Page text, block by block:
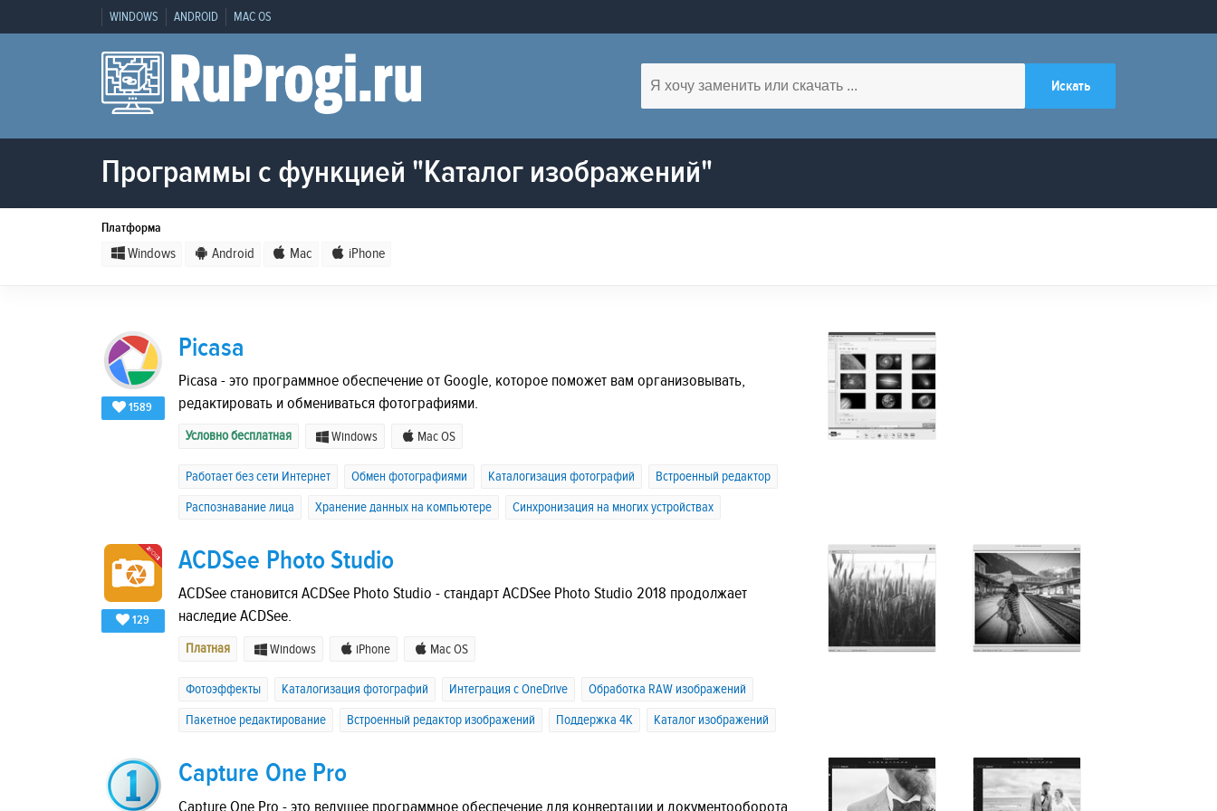
WINDOWS ANDROID MAC OS
Программы с функцией "Каталог изображений"
Платформа
Windows Android Mac iPhone
1589
Picasa
Picasa - это программное обеспечение от Google, которое поможет вам организовывать,
редактировать и обмениваться фотографиями.
Условно бесплатная Windows Mac OS
Работает без сети Интернет Обмен фотографиями Каталогизация фотографий
Встроенный редактор
Распознавание лица
Хранение данных на компьютере Синхронизация на многих устройствах
129
ACDSee Photo Studio
ACDSee становится ACDSee Photo Studio - стандарт ACDSee Photo Studio 2018 продолжает
наследие ACDSee.
Платная Windows iPhone Mac OS
Фотоэффекты Каталогизация фотографий Интеграция с OneDrive
Обработка RAW изображений
Пакетное редактирование
Встроенный редактор изображений Поддержка 4K Каталог изображений
Capture One Pro
Capture One Pro - это ведущее программное обеспечение для конвертации и документооборота.